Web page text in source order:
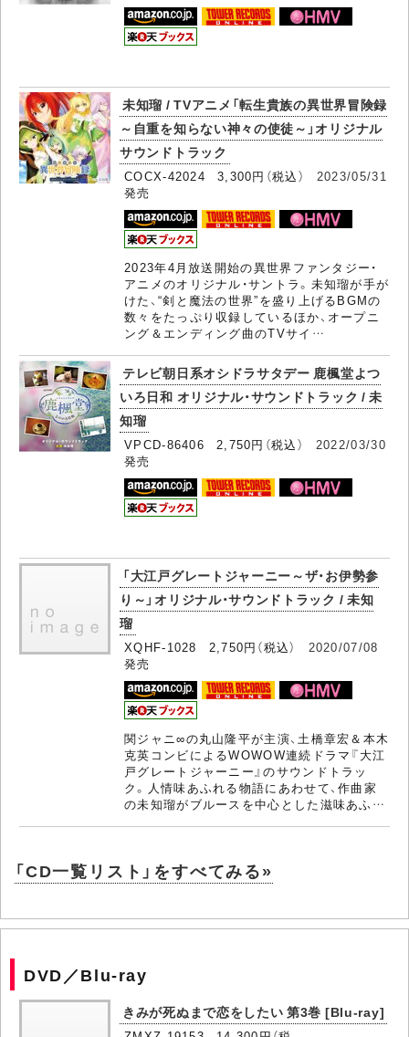
未知瑠 / TVアニメ「転生貴族の異世界冒険録
～自重を知らない神々の使徒～」オリジナル
サウンドトラック
COCX-42024 3,300円（税込） 2023/05/31
発売
2023年4月放送開始の異世界ファンタジー・
アニメのオリジナル・サントラ。未知瑠が手が
けた、“剣と魔法の世界”を盛り上げるBGMの
数々をたっぷり収録しているほか、オープニ
ング＆エンディング曲のTVサイ…
テレビ朝日系オシドラサタデー 鹿楓堂よつ
いろ日和 オリジナル・サウンドトラック / 未
知瑠
VPCD-86406 2,750円（税込） 2022/03/30
発売
「大江戸グレートジャーニー～ザ・お伊勢参
り～」オリジナル・サウンドトラック / 未知
瑠
XQHF-1028 2,750円（税込） 2020/07/08
発売
関ジャニ∞の丸山隆平が主演、土橋章宏＆本木
克英コンビによるWOWOW連続ドラマ『大江
戸グレートジャーニー』のサウンドトラッ
ク。人情味あふれる物語にあわせて、作曲家
の未知瑠がブルースを中心とした滋味あふ…
「CD一覧リスト」をすべてみる»
DVD／Blu-ray
きみが死ぬまで恋をしたい 第3巻 [Blu-ray]